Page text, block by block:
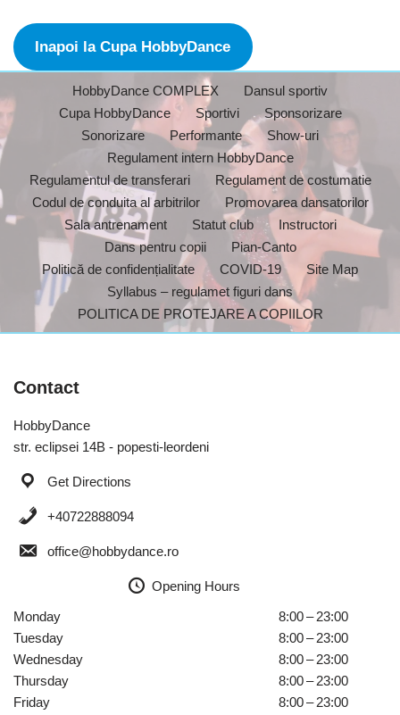
Inapoi la Cupa HobbyDance
HobbyDance COMPLEX
Dansul sportiv
Cupa HobbyDance
Sportivi
Sponsorizare
Sonorizare
Performante
Show-uri
Regulament intern HobbyDance
Regulamentul de transferari
Regulament de costumatie
Codul de conduita al arbitrilor
Promovarea dansatorilor
Sala antrenament
Statut club
Instructori
Dans pentru copii
Pian-Canto
Politică de confidențialitate
COVID-19
Site Map
Syllabus – regulamet figuri dans
POLITICA DE PROTEJARE A COPIILOR
Contact
HobbyDance
str. eclipsei 14B - popesti-leordeni
Get Directions
+40722888094
office@hobbydance.ro
Opening Hours
Monday
8:00 – 23:00
Tuesday
8:00 – 23:00
Wednesday
8:00 – 23:00
Thursday
8:00 – 23:00
Friday
8:00 – 23:00